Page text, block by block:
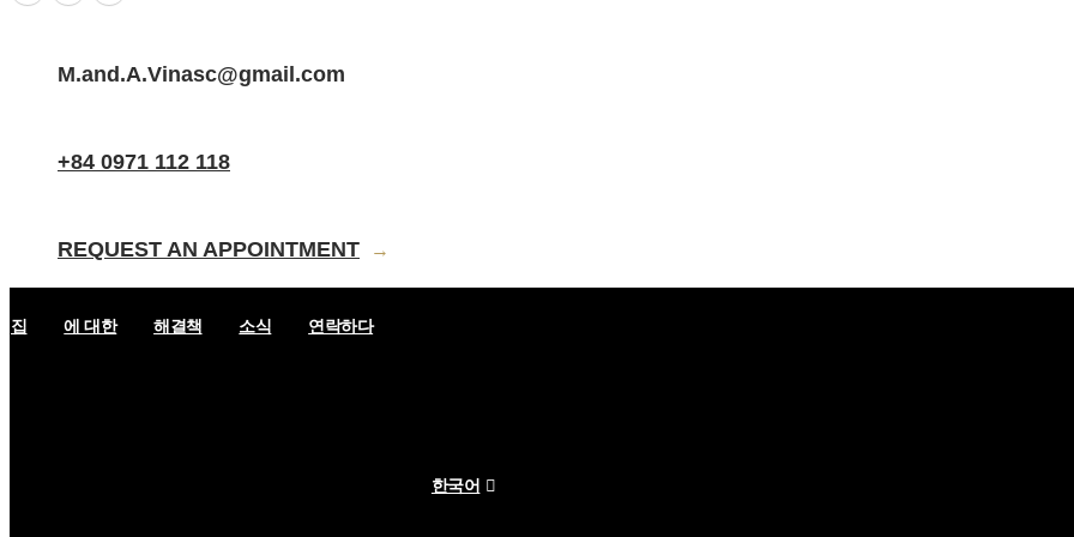
M.and.A.Vinasc@gmail.com
+84 0971 112 118
REQUEST AN APPOINTMENT →
집 에 대한 해결책 소식 연락하다
한국어